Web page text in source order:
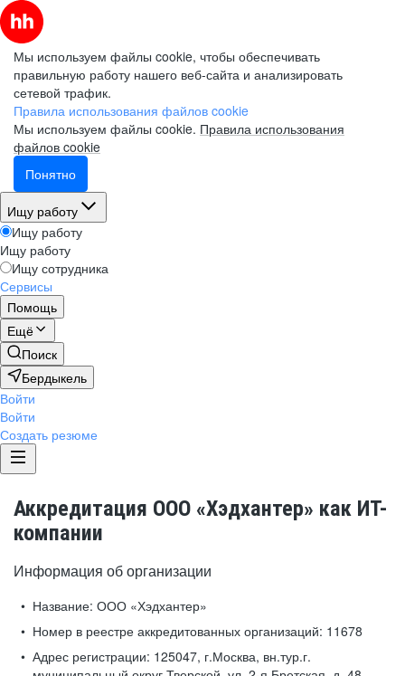
Мы используем файлы cookie, чтобы обеспечивать
правильную работу нашего веб-сайта и анализировать
сетевой трафик.
Правила использования файлов cookie
Мы используем файлы cookie. Правила использования
файлов cookie
Понятно
Ищу работу
Ищу работу
Ищу работу
Ищу сотрудника
Сервисы
Помощь
Ещё
Поиск
Бердыкель
Войти
Войти
Создать резюме
Аккредитация ООО «Хэдхантер» как ИТ-
компании
Информация об организации
Название: ООО «Хэдхантер»
Номер в реестре аккредитованных организаций: 11678
Адрес регистрации: 125047, г.Москва, вн.тур.г.